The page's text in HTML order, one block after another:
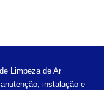
Limpeza de Ar
instalação e